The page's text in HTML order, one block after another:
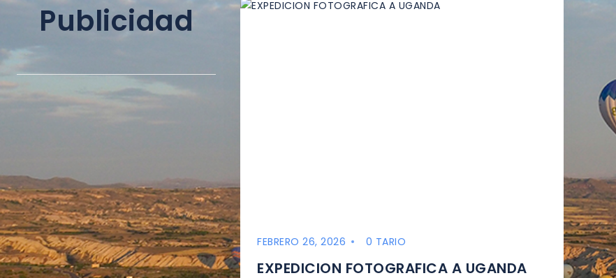
FEBRERO 26, 2026 0 TARIO
EXPEDICION FOTOGRAFICA A UGANDA
Publicidad